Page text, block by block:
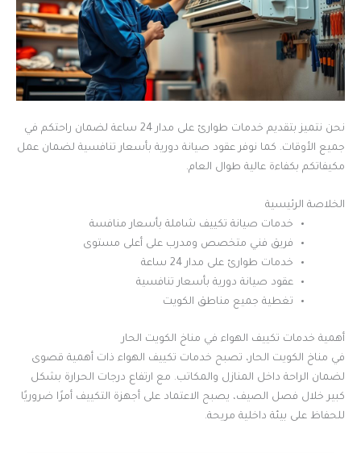
نحن نتميز بتقديم خدمات طوارئ على مدار 24 ساعة لضمان راحتكم في
جميع الأوقات. كما نوفر عقود صيانة دورية بأسعار تنافسية لضمان عمل
مكيفاتكم بكفاءة عالية طوال العام.
الخلاصة الرئيسية
خدمات صيانة تكييف شاملة بأسعار منافسة
فريق فني متخصص ومدرب على أعلى مستوى
خدمات طوارئ على مدار 24 ساعة
عقود صيانة دورية بأسعار تنافسية
تغطية جميع مناطق الكويت
أهمية خدمات تكييف الهواء في مناخ الكويت الحار
في مناخ الكويت الحار، تصبح خدمات تكييف الهواء ذات أهمية قصوى
لضمان الراحة داخل المنازل والمكاتب. مع ارتفاع درجات الحرارة بشكل
كبير خلال فصل الصيف، يصبح الاعتماد على أجهزة التكييف أمرًا ضروريًا
للحفاظ على بيئة داخلية مريحة.